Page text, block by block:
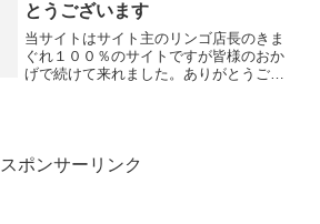
とうございます
当サイトはサイト主のリンゴ店長のきま
ぐれ１００％のサイトですが皆様のおか
げで続けて来れました。ありがとうござ
スポンサーリンク